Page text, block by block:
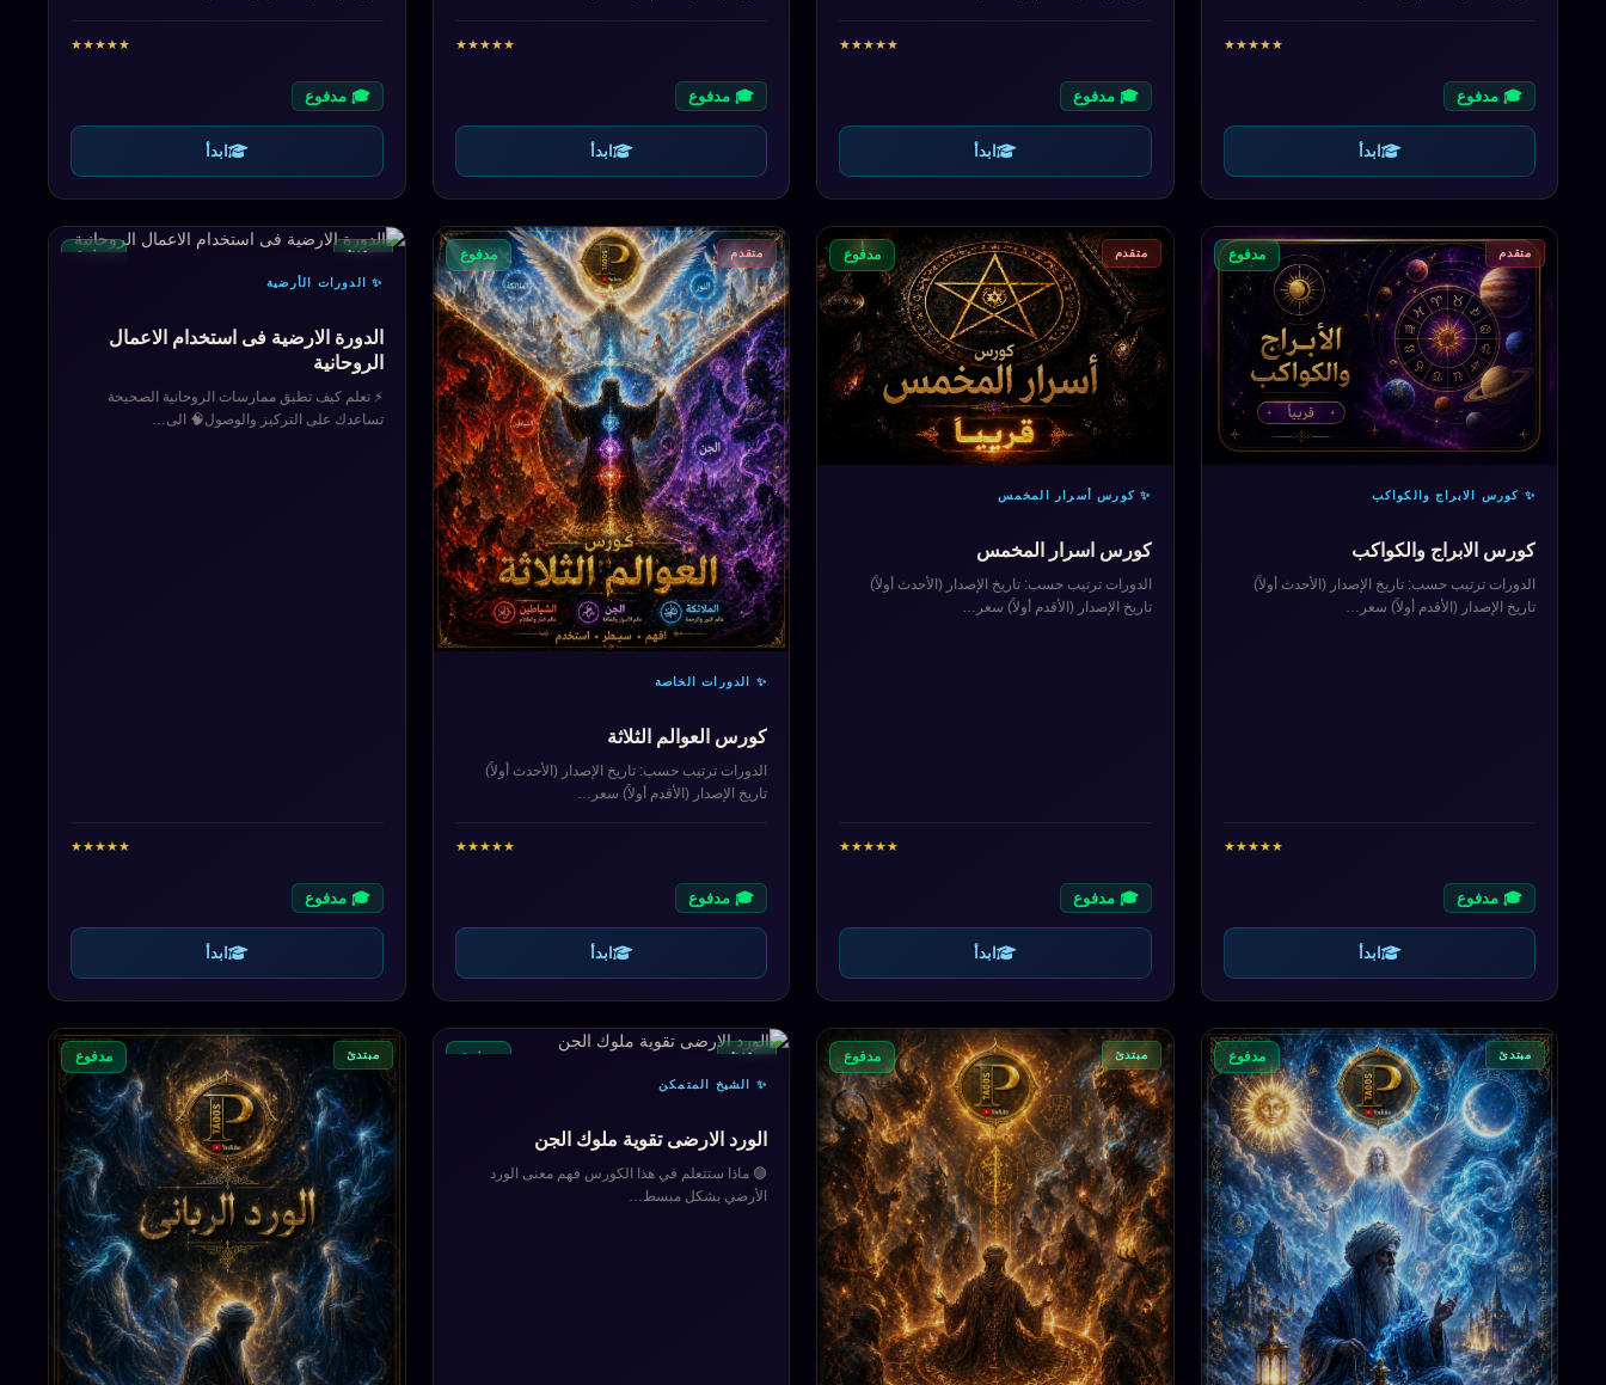
★
★
★
★
★
🎓 مدفوع
ابدأ
★
★
★
★
★
🎓 مدفوع
ابدأ
★
★
★
★
★
🎓 مدفوع
ابدأ
★
★
★
★
★
🎓 مدفوع
ابدأ
متقدم مدفوع
✨ كورس الابراج والكواكب
كورس الابراج والكواكب
الدورات ترتيب حسب: تاريخ الإصدار (الأحدث أولاً)
تاريخ الإصدار (الأقدم أولاً) سعر…
★
★
★
★
★
🎓 مدفوع
ابدأ
متقدم مدفوع
✨ كورس أسرار المخمس
كورس اسرار المخمس
الدورات ترتيب حسب: تاريخ الإصدار (الأحدث أولاً)
تاريخ الإصدار (الأقدم أولاً) سعر…
★
★
★
★
★
🎓 مدفوع
ابدأ
متقدم مدفوع
✨ الدورات الخاصة
كورس العوالم الثلاثة
الدورات ترتيب حسب: تاريخ الإصدار (الأحدث أولاً)
تاريخ الإصدار (الأقدم أولاً) سعر…
★
★
★
★
★
🎓 مدفوع
ابدأ
مبتدئ مدفوع
✨ الدورات الأرضية
الدورة الارضية فى استخدام الاعمال
الروحانية
⚡ تعلم كيف تطبق ممارسات الروحانية الصحيحة
تساعدك على التركيز والوصول🧠 الى…
★
★
★
★
★
🎓 مدفوع
ابدأ
مبتدئ مدفوع مبتدئ مدفوع مبتدئ مدفوع
✨ الشيخ المتمكن
الورد الارضى تقوية ملوك الجن
🟣 ماذا ستتعلم في هذا الكورس فهم معنى الورد
الأرضي بشكل مبسط…
مبتدئ مدفوع